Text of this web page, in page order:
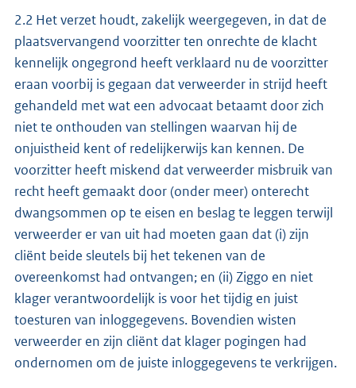
2.2 Het verzet houdt, zakelijk weergegeven, in dat de
plaatsvervangend voorzitter ten onrechte de klacht
kennelijk ongegrond heeft verklaard nu de voorzitter
eraan voorbij is gegaan dat verweerder in strijd heeft
gehandeld met wat een advocaat betaamt door zich
niet te onthouden van stellingen waarvan hij de
onjuistheid kent of redelijkerwijs kan kennen. De
voorzitter heeft miskend dat verweerder misbruik van
recht heeft gemaakt door (onder meer) onterecht
dwangsommen op te eisen en beslag te leggen terwijl
verweerder er van uit had moeten gaan dat (i) zijn
cliënt beide sleutels bij het tekenen van de
overeenkomst had ontvangen; en (ii) Ziggo en niet
klager verantwoordelijk is voor het tijdig en juist
toesturen van inloggegevens. Bovendien wisten
verweerder en zijn cliënt dat klager pogingen had
ondernomen om de juiste inloggegevens te verkrijgen.